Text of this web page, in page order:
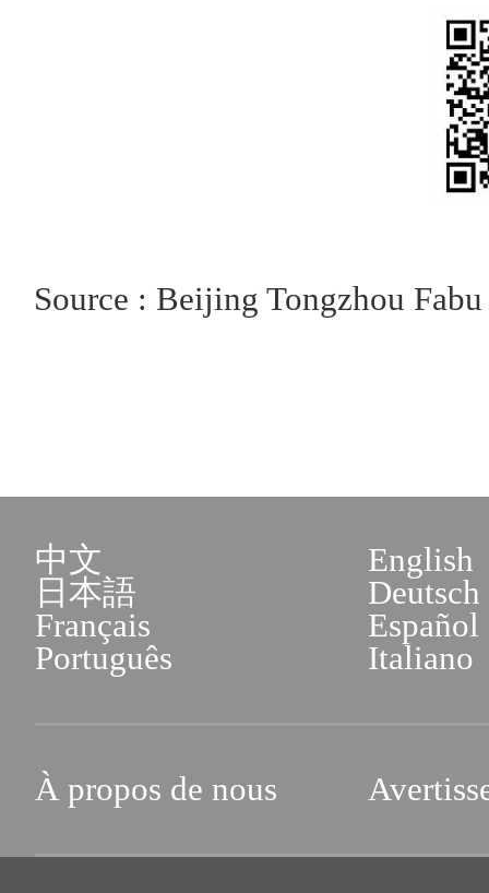
Source : Beijing Tongzhou Fabu
中文
English
日本語
Deutsch
Français
Español
Português
Italiano
À propos de nous